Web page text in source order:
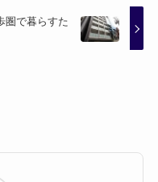
圏で暮らすた